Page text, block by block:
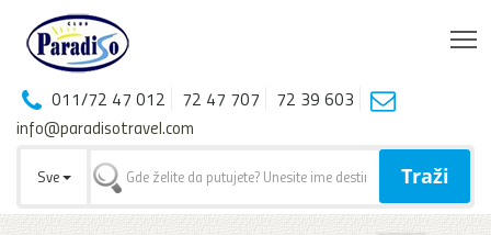
011/72 47 012 72 47 707
72 39 603
info@paradisotravel.com
Sve Traži